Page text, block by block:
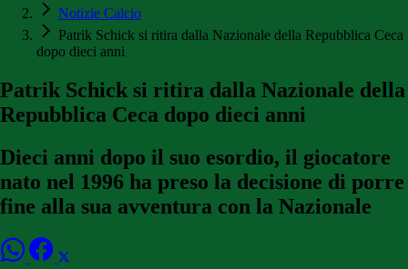
Notizie Calcio
Patrik Schick si ritira dalla Nazionale della Repubblica Ceca
dopo dieci anni
Patrik Schick si ritira dalla Nazionale della
Repubblica Ceca dopo dieci anni
Dieci anni dopo il suo esordio, il giocatore
nato nel 1996 ha preso la decisione di porre
fine alla sua avventura con la Nazionale